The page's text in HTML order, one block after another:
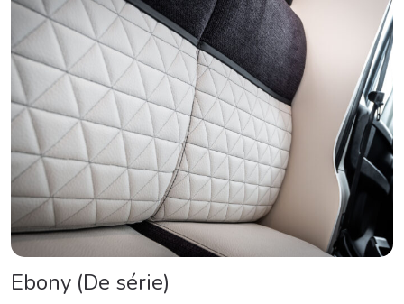
Ebony (De série)